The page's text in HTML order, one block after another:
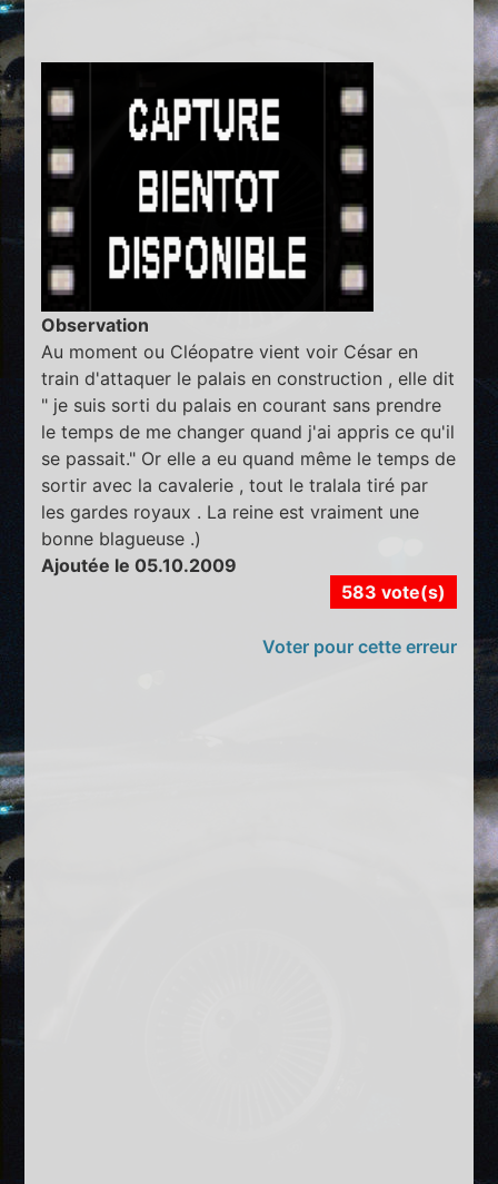
Observation
Au moment ou Cléopatre vient voir César en
train d'attaquer le palais en construction , elle dit
" je suis sorti du palais en courant sans prendre
le temps de me changer quand j'ai appris ce qu'il
se passait." Or elle a eu quand même le temps de
sortir avec la cavalerie , tout le tralala tiré par
les gardes royaux . La reine est vraiment une
bonne blagueuse .)
Ajoutée le 05.10.2009
583 vote(s)
Voter pour cette erreur